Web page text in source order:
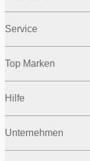
Service
Top Marken
Hilfe
Unternehmen